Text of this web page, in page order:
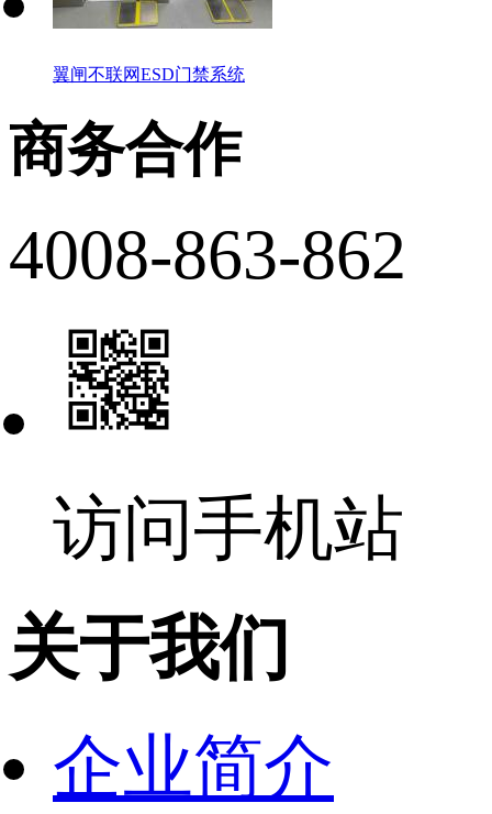
翼闸不联网ESD门禁系统
商务合作
4008-863-862
访问手机站
关于我们
企业简介